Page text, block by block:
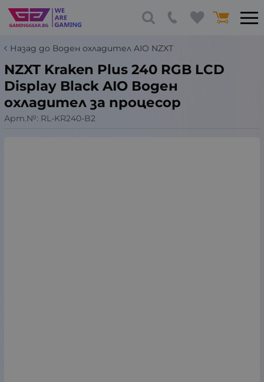
Назад до Воден охладител AIO NZXT
NZXT Kraken Plus 240 RGB LCD
Display Black AIO Воден
охладител за процесор
Арт.№: RL-KR240-B2